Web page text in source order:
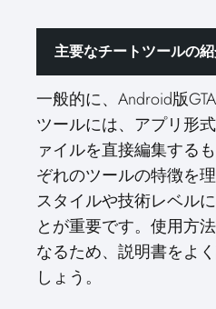
主要なチートツールの
一般的に、Android版
ツールには、アプリ形
ァイルを直接編集する
ぞれのツールの特徴を
スタイルや技術レベル
とが重要です。使用方
なるため、説明書をよ
しょう。